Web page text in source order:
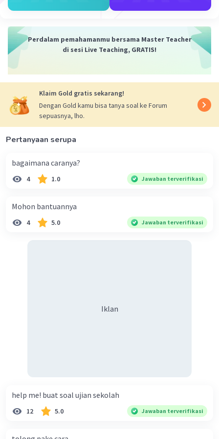
Perdalam pemahamanmu bersama Master Teacher
di sesi Live Teaching, GRATIS!
Klaim Gold gratis sekarang!
Dengan Gold kamu bisa tanya soal ke Forum
sepuasnya, lho.
Pertanyaan serupa
bagaimana caranya?
4 1.0 Jawaban terverifikasi
Mohon bantuannya
4 5.0 Jawaban terverifikasi
Iklan
help me! buat soal ujian sekolah
12 5.0 Jawaban terverifikasi